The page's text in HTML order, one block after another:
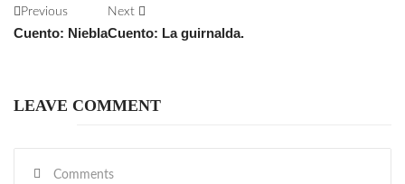
Previous
Cuento: Niebla
Next
Cuento: La guirnalda.
LEAVE COMMENT